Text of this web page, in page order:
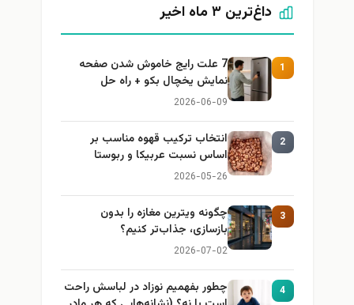
داغ‌ترین ۳ ماه اخیر
1
7 علت رایج خاموش شدن صفحه
نمایش یخچال بکو + راه حل
2026-06-09
2
انتخاب ترکیب قهوه مناسب بر
اساس نسبت عربیکا و ربوستا
2026-05-26
3
چگونه ویترین مغازه را بدون
بازسازی، جذاب‌تر کنیم؟
2026-07-02
4
چطور بفهمیم نوزاد در لباسش راحت